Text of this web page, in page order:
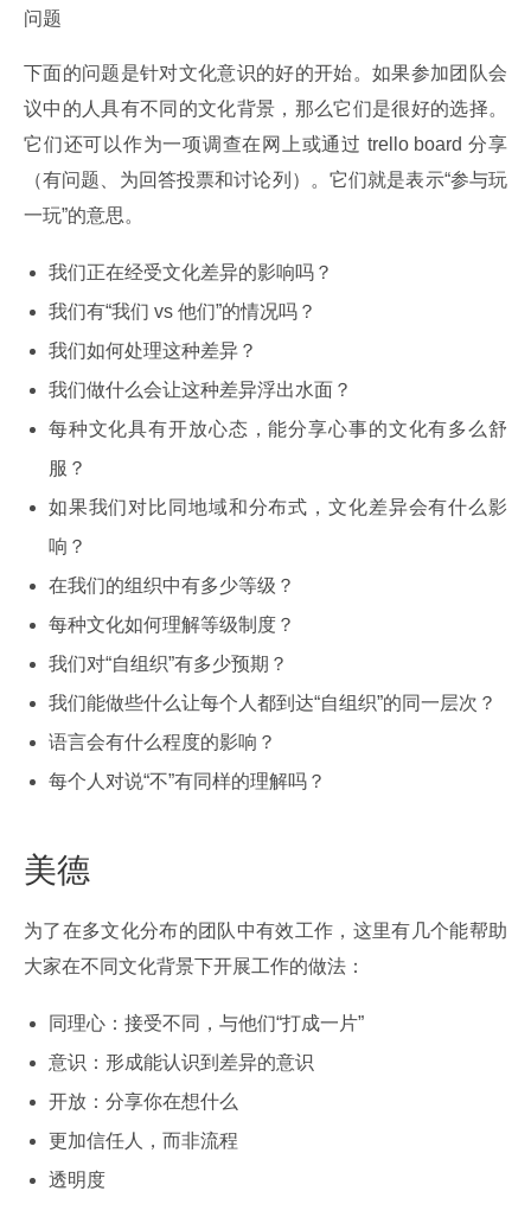
问题
下面的问题是针对文化意识的好的开始。如果参加团队会
议中的人具有不同的文化背景，那么它们是很好的选择。
它们还可以作为一项调查在网上或通过 trello board 分享
（有问题、为回答投票和讨论列）。它们就是表示“参与玩
一玩”的意思。
我们正在经受文化差异的影响吗？
我们有“我们 vs 他们”的情况吗？
我们如何处理这种差异？
我们做什么会让这种差异浮出水面？
每种文化具有开放心态，能分享心事的文化有多么舒
服？
如果我们对比同地域和分布式，文化差异会有什么影
响？
在我们的组织中有多少等级？
每种文化如何理解等级制度？
我们对“自组织”有多少预期？
我们能做些什么让每个人都到达“自组织”的同一层次？
语言会有什么程度的影响？
每个人对说“不”有同样的理解吗？
美德
为了在多文化分布的团队中有效工作，这里有几个能帮助
大家在不同文化背景下开展工作的做法：
同理心：接受不同，与他们“打成一片”
意识：形成能认识到差异的意识
开放：分享你在想什么
更加信任人，而非流程
透明度